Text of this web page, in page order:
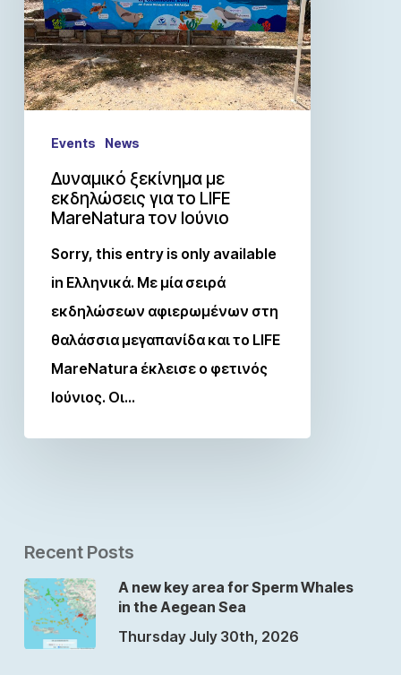
Events News
Δυναμικό ξεκίνημα με
εκδηλώσεις για το LIFE
MareNatura τον Ιούνιο
Sorry, this entry is only available
in Ελληνικά. Με μία σειρά
εκδηλώσεων αφιερωμένων στη
θαλάσσια μεγαπανίδα και το LIFE
MareNatura έκλεισε ο φετινός
Ιούνιος. Οι…
Recent Posts
A new key area for Sperm Whales
in the Aegean Sea
Thursday July 30th, 2026